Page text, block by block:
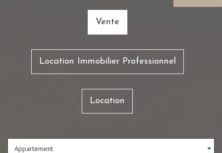
Vente
Location Immobilier Professionnel
Location
Appartement